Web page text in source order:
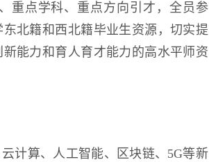
重点学科、重点方向引才，全员参
北籍和西北籍毕业生资源，切实提
能力和育人育才能力的高水平师资
计算、人工智能、区块链、5G等新